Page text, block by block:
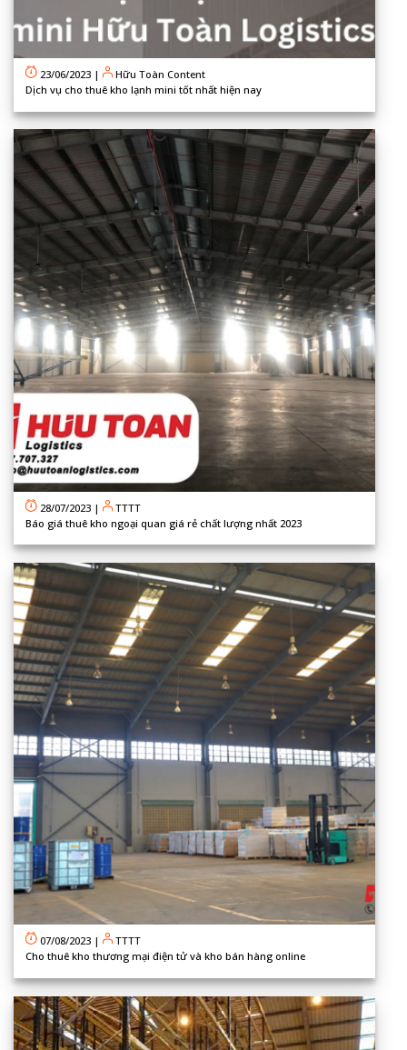
23/06/2023 |
Hữu Toàn Content
Dịch vụ cho thuê kho lạnh mini tốt nhất hiện nay
28/07/2023 |
TTTT
Báo giá thuê kho ngoại quan giá rẻ chất lượng nhất 2023
07/08/2023 |
TTTT
Cho thuê kho thương mại điện tử và kho bán hàng online